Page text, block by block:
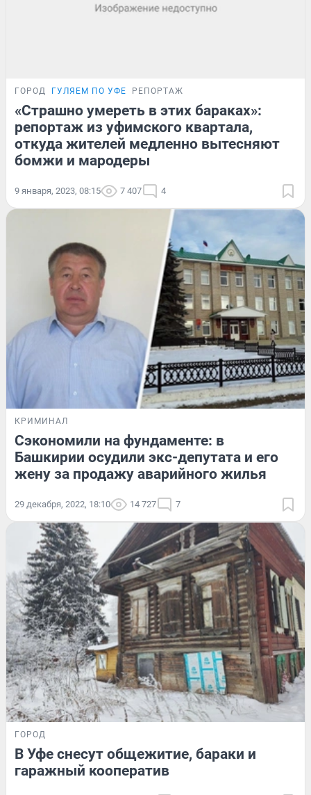
ГОРОД ГУЛЯЕМ ПО УФЕ РЕПОРТАЖ
«Страшно умереть в этих бараках»:
репортаж из уфимского квартала,
откуда жителей медленно вытесняют
бомжи и мародеры
9 января, 2023, 08:15 7 407 4
КРИМИНАЛ
Сэкономили на фундаменте: в
Башкирии осудили экс-депутата и его
жену за продажу аварийного жилья
29 декабря, 2022, 18:10 14 727 7
ГОРОД
В Уфе снесут общежитие, бараки и
гаражный кооператив